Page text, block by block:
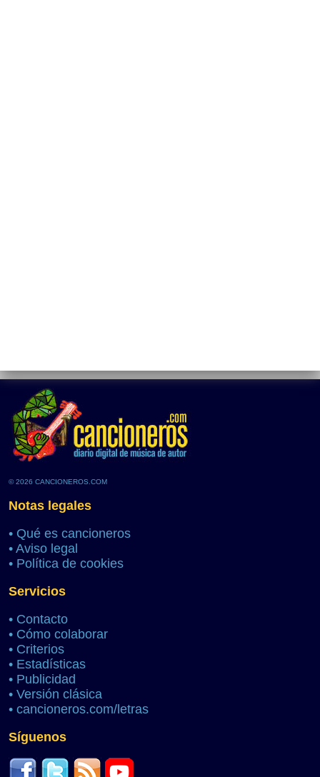
© 2026 CANCIONEROS.COM
Notas legales
• Qué es cancioneros
• Aviso legal
• Política de cookies
Servicios
• Contacto
• Cómo colaborar
• Criterios
• Estadísticas
• Publicidad
• Versión clásica
• cancioneros.com/letras
Síguenos